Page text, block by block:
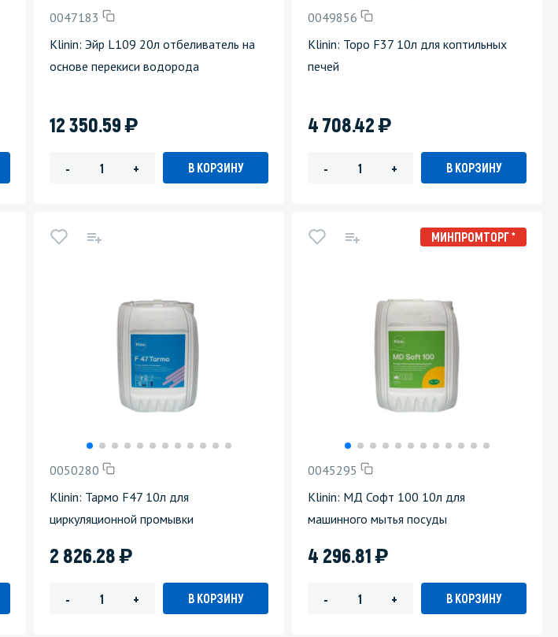
0047183
Klinin: Эйр L109 20л отбеливатель на
основе перекиси водорода
12 350.59)
- + В КОРЗИНУ
0049856
Klinin: Торо F37 10л для коптильных
печей
4 708.42)
- + В КОРЗИНУ
0050280
Klinin: Тармо F47 10л для
циркуляционной промывки
2 826.28)
- + В КОРЗИНУ
МИНПРОМТОРГ *
0045295
Klinin: МД Софт 100 10л для
машинного мытья посуды
4 296.81)
- + В КОРЗИНУ